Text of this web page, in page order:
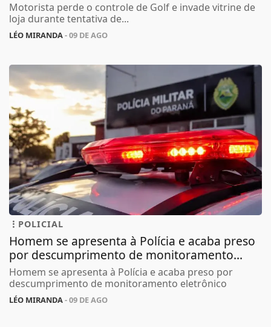
Motorista perde o controle de Golf e invade vitrine de
loja durante tentativa de...
LÉO MIRANDA- 09 DE AGO
POLICIAL
Homem se apresenta à Polícia e acaba preso
por descumprimento de monitoramento...
Homem se apresenta à Polícia e acaba preso por
descumprimento de monitoramento eletrônico
LÉO MIRANDA- 09 DE AGO